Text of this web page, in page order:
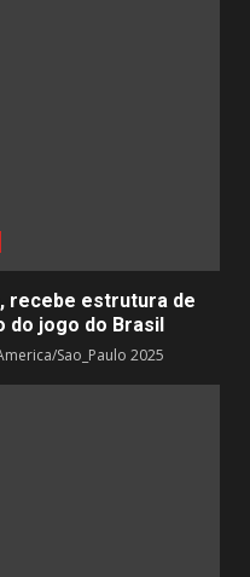
recebe estrutura de
jogo do Brasil
Sao_Paulo 2025